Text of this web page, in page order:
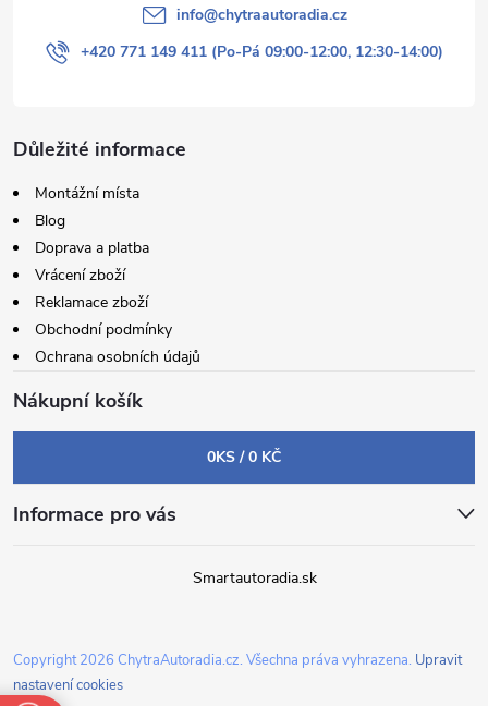
info@chytraautoradia.cz
+420 771 149 411 (Po-Pá 09:00-12:00, 12:30-14:00)
Důležité informace
Montážní místa
Blog
Doprava a platba
Vrácení zboží
Reklamace zboží
Obchodní podmínky
Ochrana osobních údajů
Nákupní košík
0KS /0 KČ
Informace pro vás
Smartautoradia.sk
Copyright 2026 ChytraAutoradia.cz. Všechna práva vyhrazena. Upravit
nastavení cookies